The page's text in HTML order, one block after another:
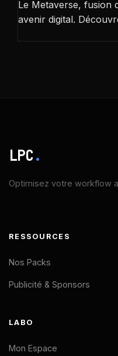
Le Metaverse, fusion
avenir digital.
LPC.
Optimisez votre workflow
RESSOURCES
Nos Packs
Publicité & Sponsors
LABO
Mon Espace